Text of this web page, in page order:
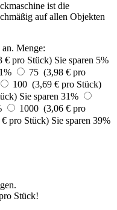
ist die
auf allen Objekten
Menge:
€ pro Stück) Sie sparen 5%
75 (3,98 € pro
100 (3,69 € pro Stück)
Sie sparen 31%
1000 (3,06 € pro
pro Stück) Sie sparen 39%
Stück!